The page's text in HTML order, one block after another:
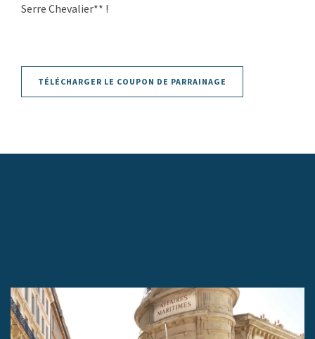
Serre Chevalier** !
TÉLÉCHARGER LE COUPON DE PARRAINAGE